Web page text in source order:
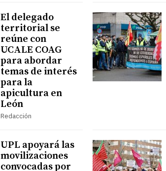
El delegado
territorial se
reúne con
UCALE COAG
para abordar
temas de interés
para la
apicultura en
León
Redacción
UPL apoyará las
movilizaciones
convocadas por